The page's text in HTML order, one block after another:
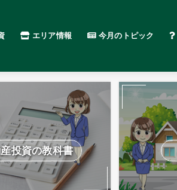
エリア情報 今月のトピック
投資の教科書